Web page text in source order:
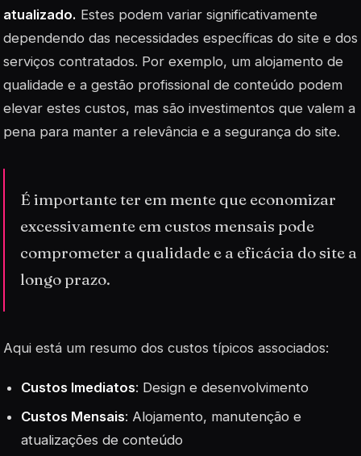
atualizado. Estes podem variar significativamente
dependendo das necessidades específicas do site e dos
serviços contratados. Por exemplo, um alojamento de
qualidade e a gestão profissional de conteúdo podem
elevar estes custos, mas são investimentos que valem a
pena para manter a relevância e a segurança do site.
É importante ter em mente que economizar
excessivamente em custos mensais pode
comprometer a qualidade e a eficácia do site a
longo prazo.
Aqui está um resumo dos custos típicos associados:
Custos Imediatos: Design e desenvolvimento
Custos Mensais: Alojamento, manutenção e
atualizações de conteúdo